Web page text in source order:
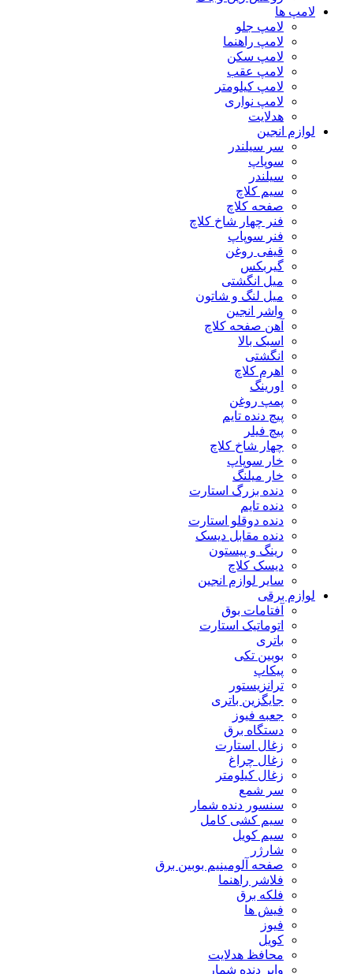
لامپ ها
لامپ جلو
لامپ راهنما
لامپ سکن
لامپ عقب
لامپ کیلومتر
لامپ نواری
هدلایت
لوازم انجین
سر سیلندر
سوپاپ
سیلندر
سیم کلاچ
صفحه کلاچ
فنر چهار شاخ کلاچ
فنر سوپاپ
قیفی روغن
گیربکس
میل انگشتی
میل لنگ و شاتون
واشر انجین
آهن صفحه کلاچ
اسبک بالا
انگشتی
اهرم کلاچ
اورینگ
پمپ روغن
پیچ دنده تایم
پیچ فیلر
چهار شاخ کلاچ
خار سوپاپ
خار میلنگ
دنده بزرگ استارت
دنده تایم
دنده دوقلو استارت
دنده مقابل دیسک
رینگ و پیستون
دیسک کلاچ
سایر لوازم انجین
لوازم برقی
آفتامات بوق
اتوماتیک استارت
باتری
بوبین تکی
پیکاپ
ترانزیستور
جایگزین باتری
جعبه فیوز
دستگاه برق
زغال استارت
زغال چراغ
زغال کیلومتر
سر شمع
سنسور دنده شمار
سیم کشی کامل
سیم کویل
شارژر
صفحه آلومینیم بوبین برق
فلاشر راهنما
فلکه برق
فیش ها
فیوز
کویل
محافظ هدلایت
وایر دنده شمار